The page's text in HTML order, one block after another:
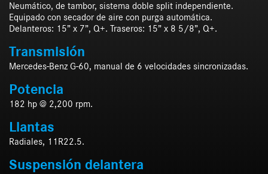
Neumático, de tambor, sistema doble split independiente.
Equipado con secador de aire con purga automática.
Delanteros: 15” x 7”, Q+. Traseros: 15” x 8 5/8”, Q+.
Transmisión
Mercedes-Benz G-60, manual de 6 velocidades sincronizadas.
Potencia
182 hp @ 2,200 rpm.
Llantas
Radiales, 11R22.5.
Suspensión delantera